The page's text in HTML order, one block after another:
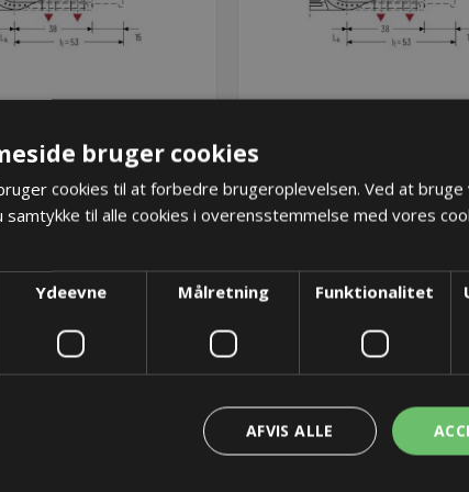
inkl. trækaflastning
UA1320 - 025- Med
bolt
41,90 kr.
41 på lager
Endebeslag inkl.
ET0320/QT0320/UA1320 -
bolt
41,90 kr.
Lager: 88 på lager
bruger cookies
cookies til at forbedre brugeroplevelsen. Ved at
samtykke til alle cookies i overensstemmelse med vores
Ydeevne Målretning Funktionalitet
AFVIS ALLE